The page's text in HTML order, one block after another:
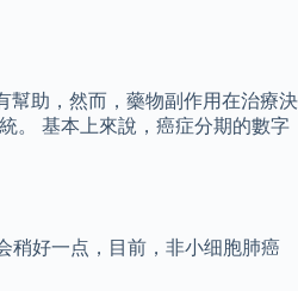
幫助，然而，藥物副作用在治療決
。 基本上來說，癌症分期的數字
稍好一点，目前，非小细胞肺癌